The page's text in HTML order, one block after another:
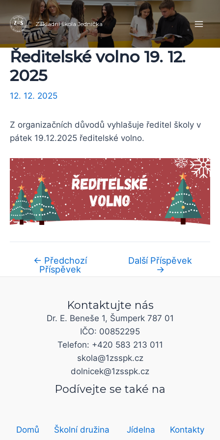
Přeskočit
na
obsah
Základní škola Jednička
Ředitelské volno 19. 12.
2025
12. 12. 2025
Z organizačních důvodů vyhlašuje ředitel školy v
pátek 19.12.2025 ředitelské volno.
Navigace
pro
příspěvek
← Předchozí
Příspěvek
Další Příspěvek
→
Kontaktujte nás
Dr. E. Beneše 1, Šumperk 787 01
IČO: 00852295
Telefon: +420 583 213 011
skola@1zsspk.cz
dolnicek@1zsspk.cz
Podívejte se také na
Domů Školní družina Jídelna Kontakty